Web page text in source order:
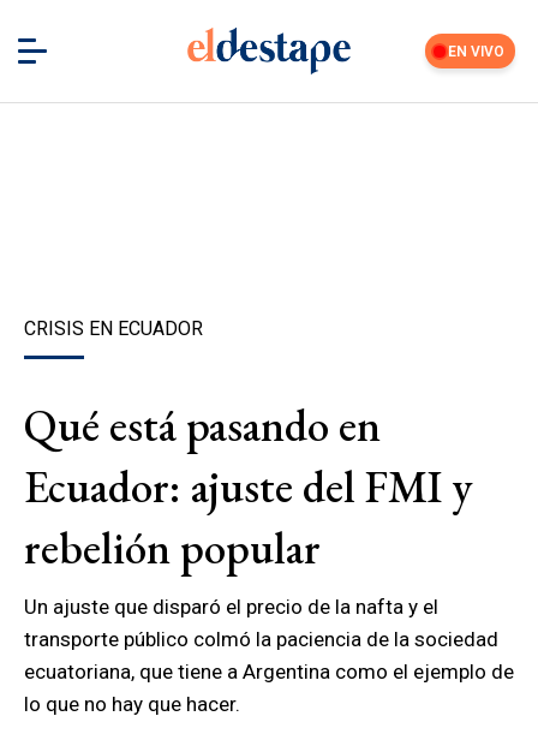
EN VIVO
CRISIS EN ECUADOR
Qué está pasando en
Ecuador: ajuste del FMI y
rebelión popular
Un ajuste que disparó el precio de la nafta y el
transporte público colmó la paciencia de la sociedad
ecuatoriana, que tiene a Argentina como el ejemplo de
lo que no hay que hacer.